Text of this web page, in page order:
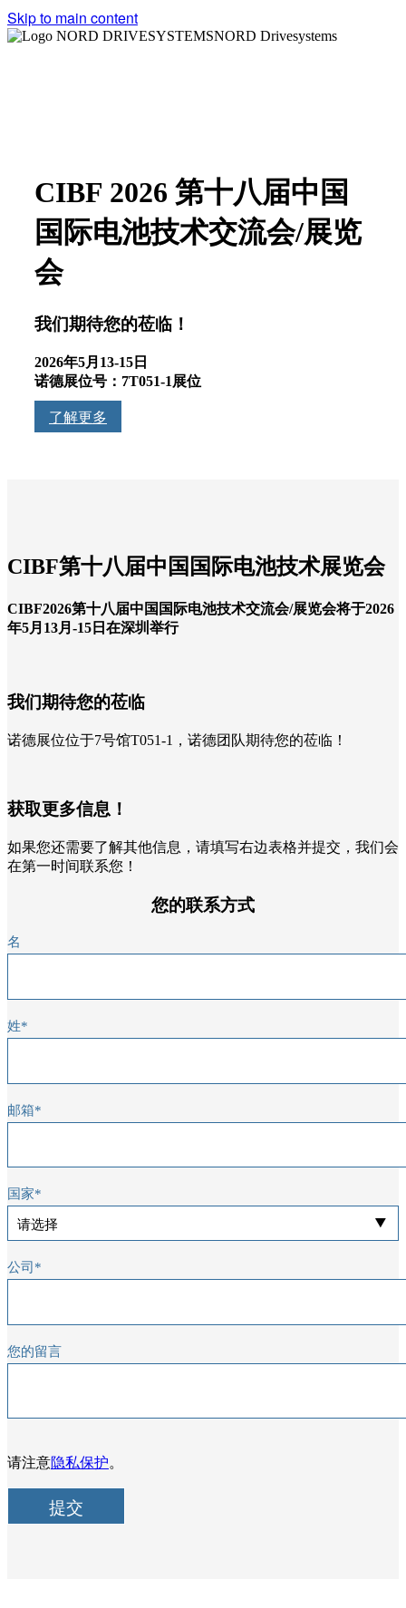
Skip to main content
NORD Drivesystems
CIBF 2026 第十八届中国
国际电池技术交流会/展览
会
我们期待您的莅临！
2026年5月13-15日
诺德展位号：7T051-1展位
了解更多
CIBF第十八届中国国际电池技术展览会
CIBF2026第十八届中国国际电池技术交流会/展览会将于2026
年5月13月-15日在深圳举行
我们期待您的莅临
诺德展位位于7号馆T051-1，诺德团队期待您的莅临！
获取更多信息！
如果您还需要了解其他信息，请填写右边表格并提交，我们会
在第一时间联系您！
您的联系方式
名
姓*
邮箱*
国家*
公司 *
您的留言
请注意隐私保护。